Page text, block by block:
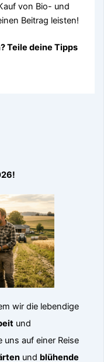
von Bio- und
Beitrag leisten!
Teile deine Tipps
wir die lebendige
und
uns auf einer Reise
und blühende